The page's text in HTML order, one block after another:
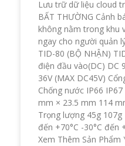
Lưu trữ dữ liệu cloud
BẤT THƯỜNG Cảnh
không nằm trong khu
ngay cho người quản
TID-80 (BỘ NHẬN)
điện đầu vào(DC) DC
36V (MAX DC45V)
Chống nước IP66
mm × 23.5 mm 114
Trọng lượng 45g
đến +70°C -30°C đến
Xem Thêm Sản Phẩm